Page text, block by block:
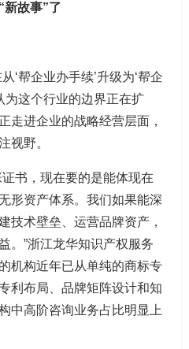
新故事”了
‘帮企业办手续’升级为‘帮企
为这个行业的边界正在扩
走进企业的战略经营层面，
视野。
书，现在要的是能体现在
形资产体系。我们如果能深
技术壁垒、运营品牌资产，
。”浙江龙华知识产权服务
机构近年已从单纯的商标专
利布局、品牌矩阵设计和知
中高阶咨询业务占比明显上